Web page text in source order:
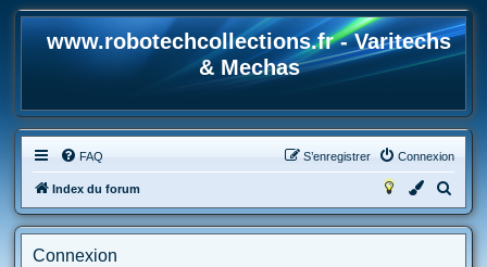
www.robotechcollections.fr - Varitechs
& Mechas
FAQ Connexion
S’enregistrer
Index du forum
e
Connexion